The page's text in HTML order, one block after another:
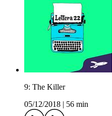
9: The Killer
05/12/2018
56 min